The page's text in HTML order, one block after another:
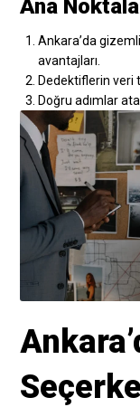
Ana
Ankara’da
avantajları.
Dedektiflerin veri
Doğru adımlar